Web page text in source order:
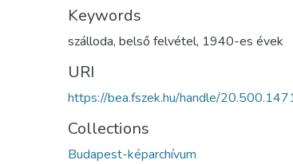
Keywords
szálloda, belső felvétel, 1940-es évek
URI
https://bea.fszek.hu/handle/
Collections
Budapest-képarchívum